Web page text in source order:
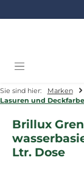
Zum Hauptinhalt
Sie sind hier: Marken
Lasuren und Deckfarbe
Brillux
Ltr. Dose